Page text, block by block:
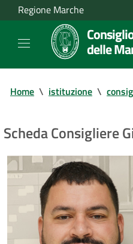
Regione Marche
delle
Home \ istituzione \
Scheda Consigliere